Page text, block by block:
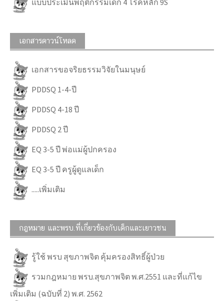
เอกสารดาวน์โหลด
เอกสารขอจริยธรรมวิจัยในมนุษย์
PDDSQ 1-4-ปี
PDDSQ 4-18 ปี
PDDSQ 2 ปี
EQ 3-5 ปี พ่อแม่ผู้ปกครอง
EQ 3-5 ปี ครูผู้ดูแลเด็ก
.....เพิ่มเติม
กฎหมาย และพรบ.ที่เกี่ยวข้องกับเด็กและเยาวชน
รู้ใช้ พรบ สุขภาพจิต คุ้มครองสิทธิ์ผู้ป่วย
รวมกฎหมาย พรบ.สุขภาพจิต พ.ศ.2551 และที่แก้ไข
เพิ่มเติม (ฉบับที่ 2) พ.ศ. 2562